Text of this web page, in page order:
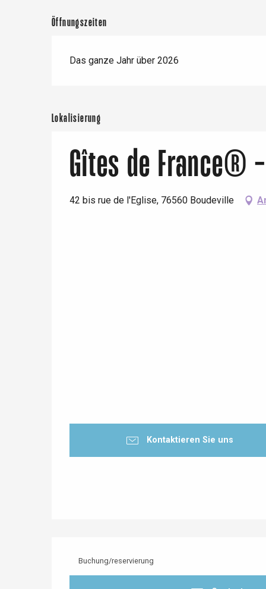
Öffnungszeiten
Das ganze Jahr über 2026
Lokalisierung
Gîtes de France®
42 bis rue de l'Eglise, 76560 Boudeville
Kontaktieren Sie uns
Buchung/reservierung